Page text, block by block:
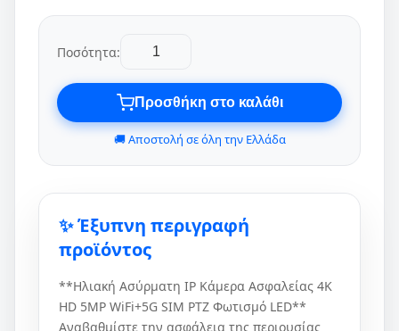
Ποσότητα:
Προσθήκη στο καλάθι
🚚 Αποστολή σε όλη την Ελλάδα
✨ Έξυπνη περιγραφή
προϊόντος
**Ηλιακή Ασύρματη IP Κάμερα Ασφαλείας 4K
HD 5MP WiFi+5G SIM PTZ Φωτισμό LED**
Αναβαθμίστε την ασφάλεια της περιουσίας